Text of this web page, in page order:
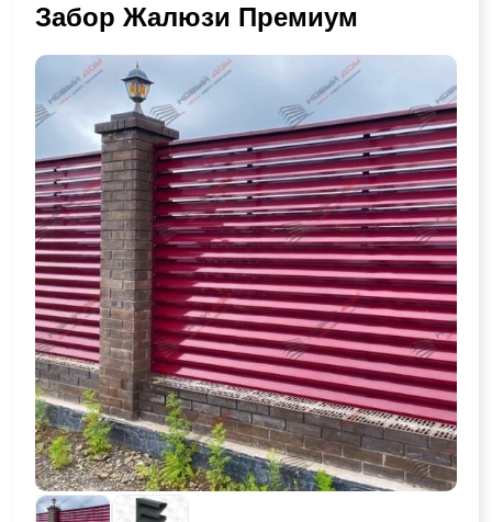
Забор Жалюзи Премиум